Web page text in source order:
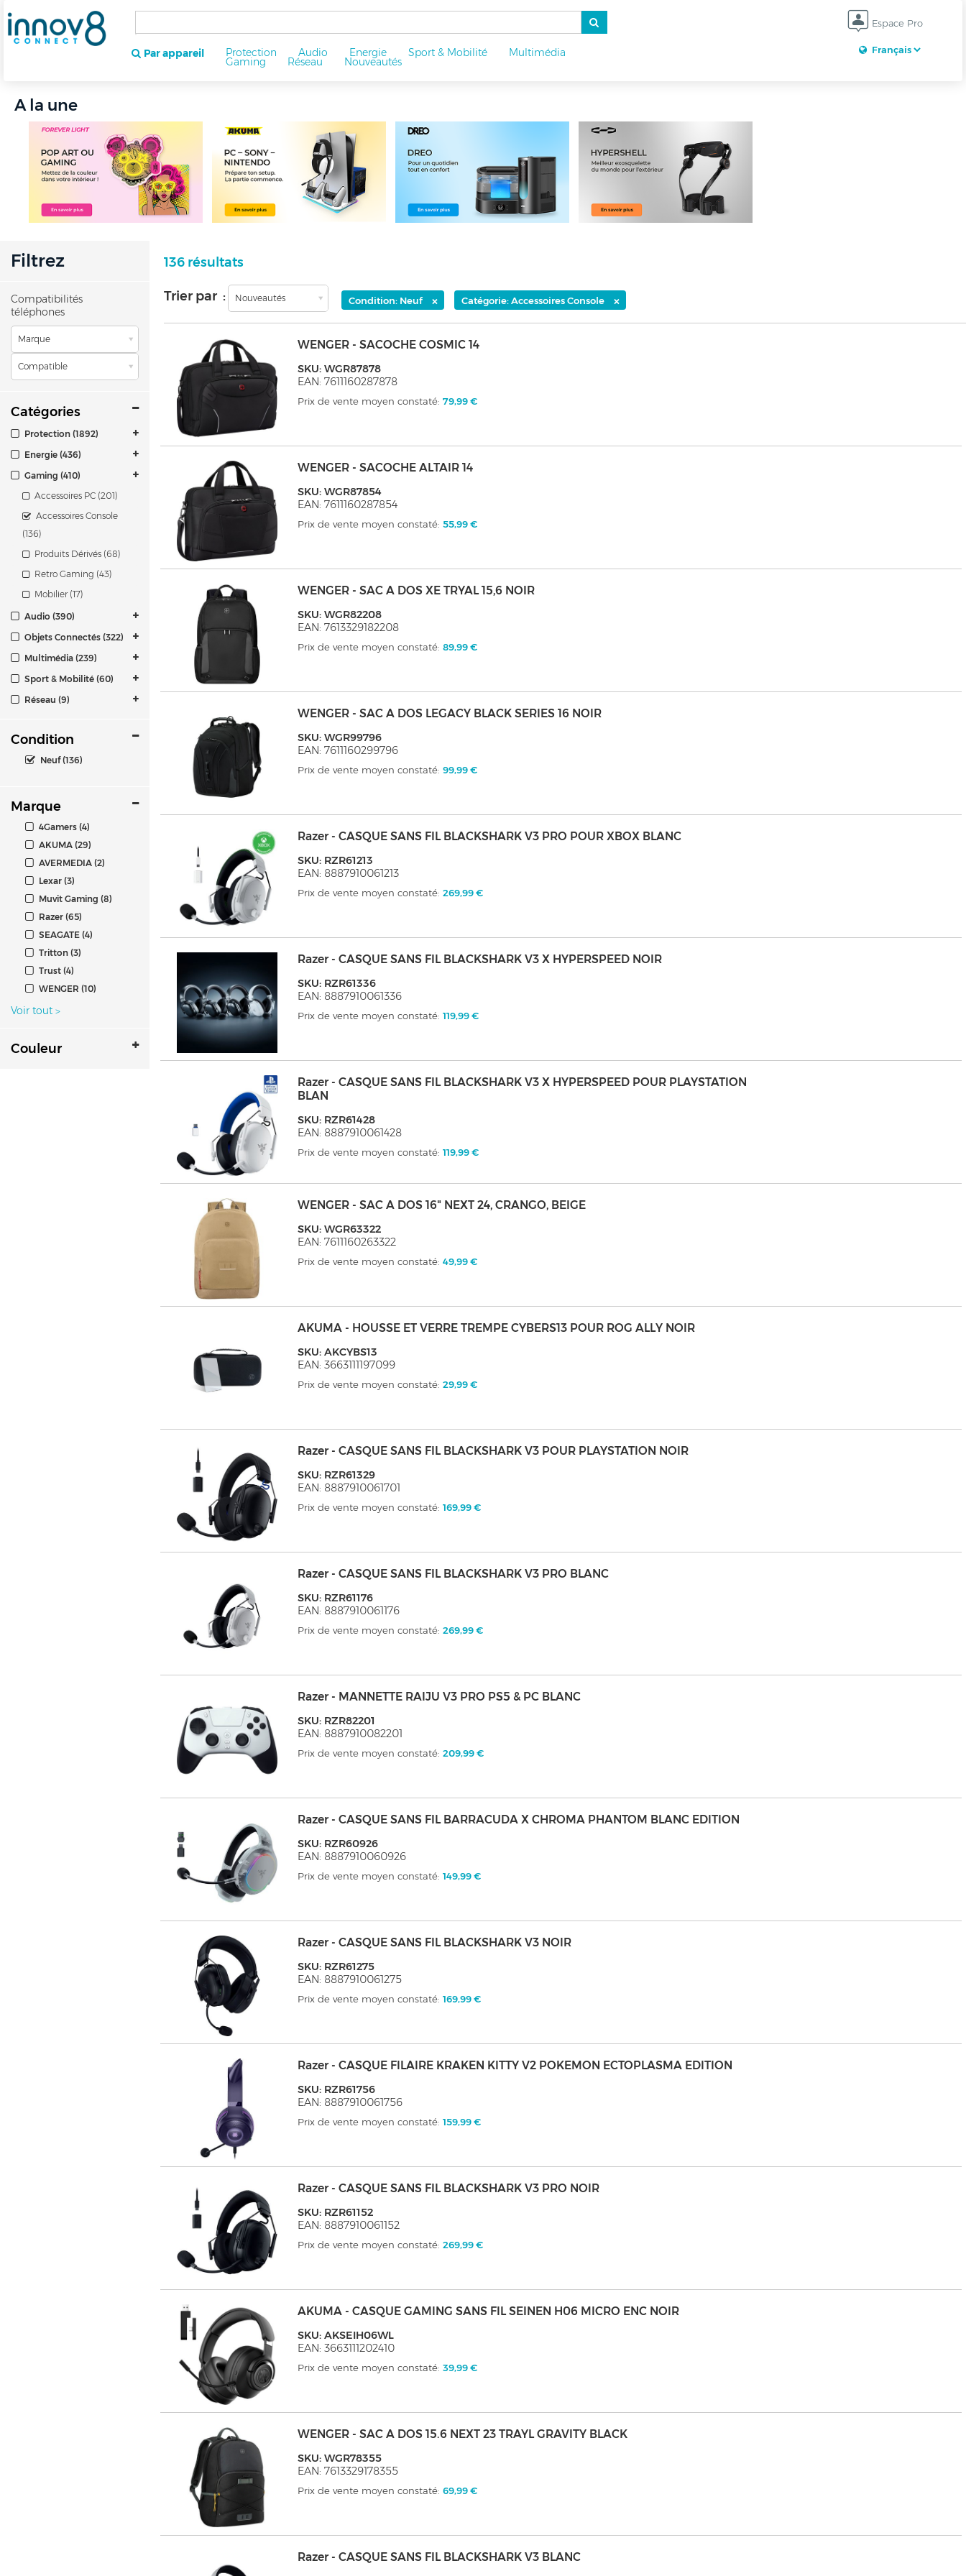
Espace Pro
Par appareil Protection Audio Energie Sport & Mobilité Multimédia
Gaming Réseau Nouveautés
A la une
Filtrez
Compatibilités
téléphones
Marque
Compatible
Catégories
Protection (1892)
Energie (436)
Gaming (410)
Accessoires PC (201)
Accessoires Console
(136)
Produits Dérivés (68)
Retro Gaming (43)
Mobilier (17)
Audio (390)
Objets Connectés (322)
Multimédia (239)
Sport & Mobilité (60)
Réseau (9)
Condition
Neuf (136)
Marque
4Gamers (4)
AKUMA (29)
AVERMEDIA (2)
Lexar (3)
Muvit Gaming (8)
Razer (65)
SEAGATE (4)
Tritton (3)
Trust (4)
WENGER (10)
Voir tout >
Couleur
136 résultats
Trier par : Nouveautés Condition: Neuf × Catégorie: Accessoires Console ×
WENGER - SACOCHE COSMIC 14
SKU: WGR87878
EAN: 7611160287878
Prix de vente moyen constaté:79,99 €
WENGER - SACOCHE ALTAIR 14
SKU: WGR87854
EAN: 7611160287854
Prix de vente moyen constaté:55,99 €
WENGER - SAC A DOS XE TRYAL 15,6 NOIR
SKU: WGR82208
EAN: 7613329182208
Prix de vente moyen constaté:89,99 €
WENGER - SAC A DOS LEGACY BLACK SERIES 16 NOIR
SKU: WGR99796
EAN: 7611160299796
Prix de vente moyen constaté:99,99 €
Razer - CASQUE SANS FIL BLACKSHARK V3 PRO POUR XBOX BLANC
SKU: RZR61213
EAN: 8887910061213
Prix de vente moyen constaté:269,99 €
Razer - CASQUE SANS FIL BLACKSHARK V3 X HYPERSPEED NOIR
SKU: RZR61336
EAN: 8887910061336
Prix de vente moyen constaté:119,99 €
Razer - CASQUE SANS FIL BLACKSHARK V3 X HYPERSPEED POUR PLAYSTATION
BLAN
SKU: RZR61428
EAN: 8887910061428
Prix de vente moyen constaté:119,99 €
WENGER - SAC A DOS 16" NEXT 24, CRANGO, BEIGE
SKU: WGR63322
EAN: 7611160263322
Prix de vente moyen constaté:49,99 €
AKUMA - HOUSSE ET VERRE TREMPE CYBERS13 POUR ROG ALLY NOIR
SKU: AKCYBS13
EAN: 3663111197099
Prix de vente moyen constaté:29,99 €
Razer - CASQUE SANS FIL BLACKSHARK V3 POUR PLAYSTATION NOIR
SKU: RZR61329
EAN: 8887910061701
Prix de vente moyen constaté:169,99 €
Razer - CASQUE SANS FIL BLACKSHARK V3 PRO BLANC
SKU: RZR61176
EAN: 8887910061176
Prix de vente moyen constaté:269,99 €
Razer - MANNETTE RAIJU V3 PRO PS5 & PC BLANC
SKU: RZR82201
EAN: 8887910082201
Prix de vente moyen constaté:209,99 €
Razer - CASQUE SANS FIL BARRACUDA X CHROMA PHANTOM BLANC EDITION
SKU: RZR60926
EAN: 8887910060926
Prix de vente moyen constaté:149,99 €
Razer - CASQUE SANS FIL BLACKSHARK V3 NOIR
SKU: RZR61275
EAN: 8887910061275
Prix de vente moyen constaté:169,99 €
Razer - CASQUE FILAIRE KRAKEN KITTY V2 POKEMON ECTOPLASMA EDITION
SKU: RZR61756
EAN: 8887910061756
Prix de vente moyen constaté:159,99 €
Razer - CASQUE SANS FIL BLACKSHARK V3 PRO NOIR
SKU: RZR61152
EAN: 8887910061152
Prix de vente moyen constaté:269,99 €
AKUMA - CASQUE GAMING SANS FIL SEINEN H06 MICRO ENC NOIR
SKU: AKSEIH06WL
EAN: 3663111202410
Prix de vente moyen constaté:39,99 €
WENGER - SAC A DOS 15.6 NEXT 23 TRAYL GRAVITY BLACK
SKU: WGR78355
EAN: 7613329178355
Prix de vente moyen constaté:69,99 €
Razer - CASQUE SANS FIL BLACKSHARK V3 BLANC